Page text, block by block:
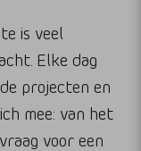
is veel
Elke dag
projecten en
mee: van het
voor een